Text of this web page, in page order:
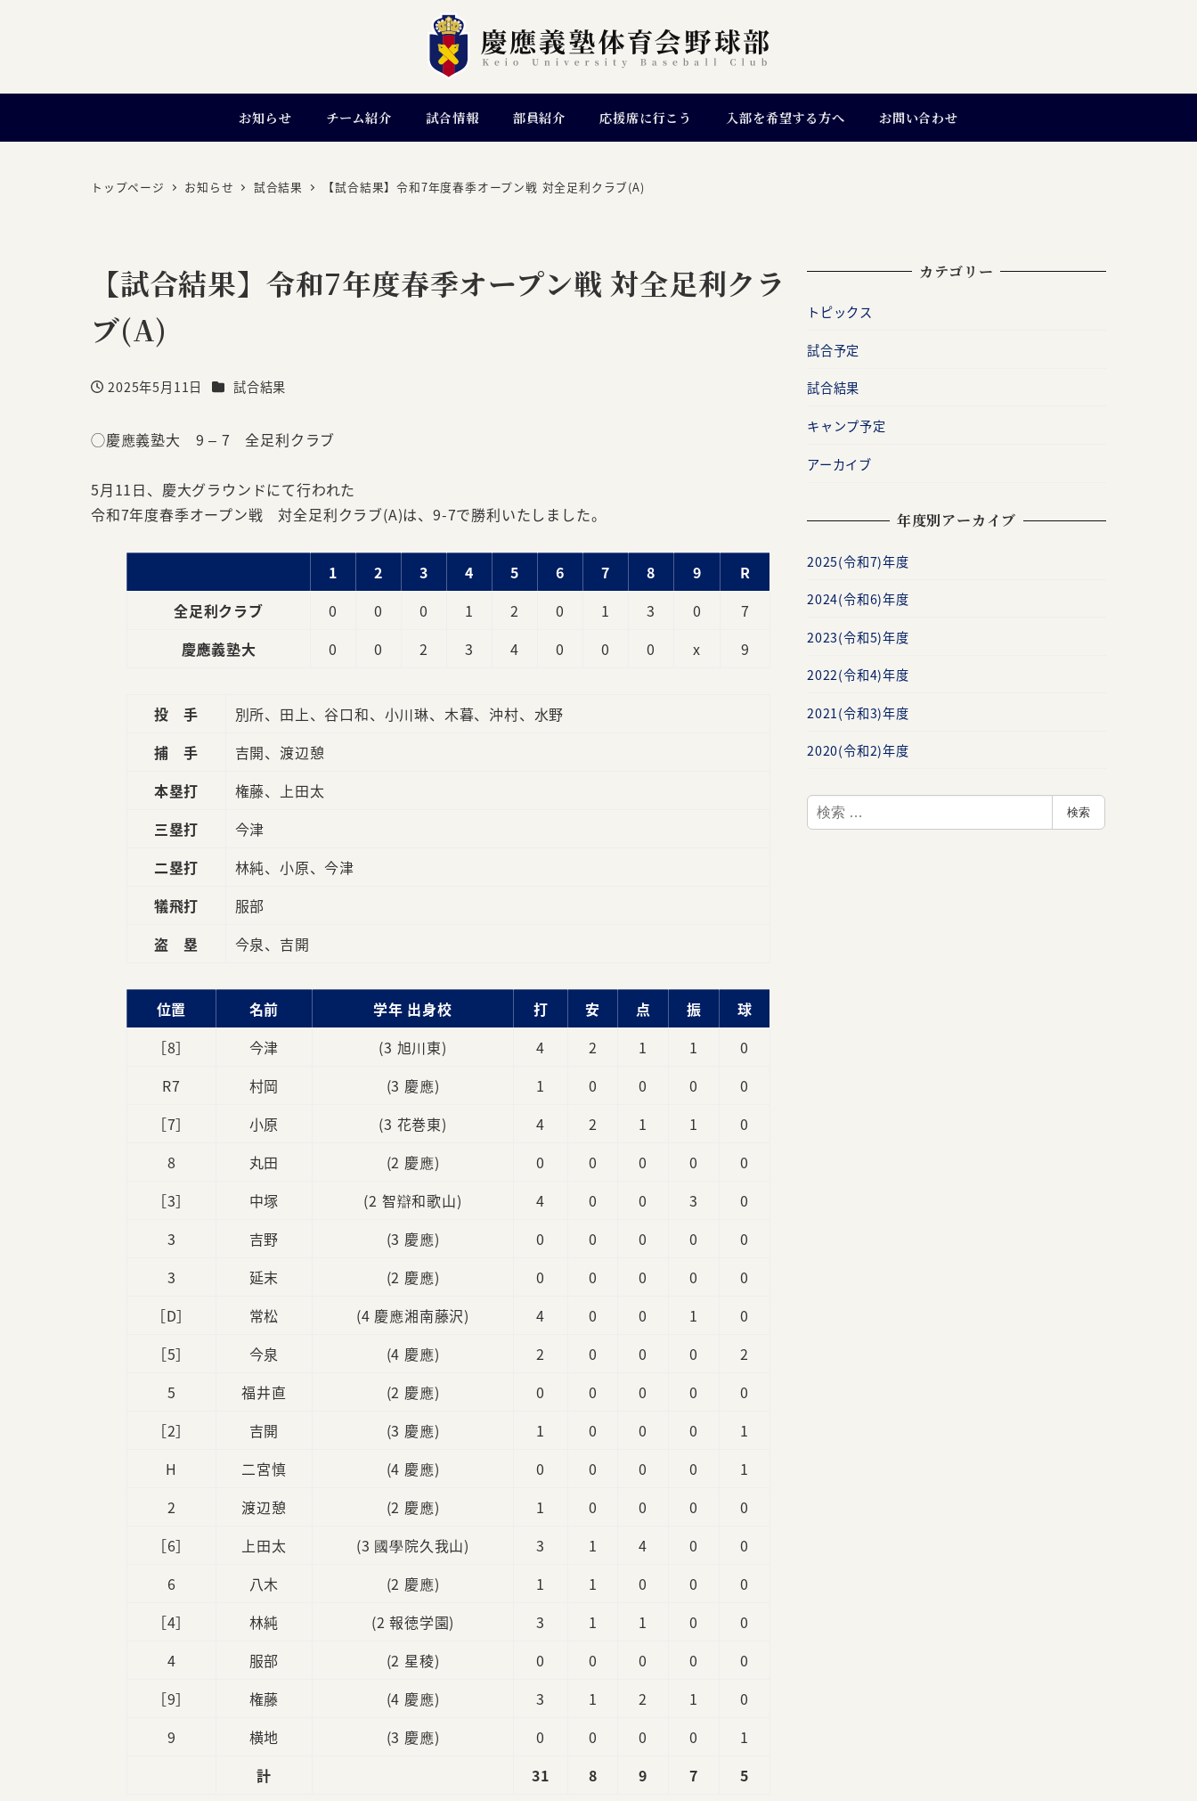
お知らせ チーム紹介 試合情報 部員紹介 応援席に行こう 入部を希望する方へ お問い合わせ
トップページ お知らせ 試合結果 【試合結果】令和7年度春季オープン戦 対全足利クラブ(A)
【試合結果】令和7年度春季オープン戦 対全足利クラ
ブ(A)
投稿日
2025年5月11日 カテゴリー
試合結果
◯慶應義塾大 9 – 7 全足利クラブ
5月11日、慶大グラウンドにて行われた
令和7年度春季オープン戦 対全足利クラブ(A)は、9-7で勝利いたしました。
1 2 3 4 5 6 7 8 9
R
全足利クラブ
0 0 0 1 2 0 1 3 0
7
慶應義塾大
0 0 2 3 4 0 0 0 x 9
投 手
別所、田上、谷口和、小川琳、木暮、沖村、水野
捕 手
吉開、渡辺憩
本塁打
権藤、上田太
三塁打
今津
二塁打
林純、小原、今津
犠飛打
服部
盗 塁
今泉、吉開
位置 名前 学年 出身校 打 安 点 振
球
［8］
今津 (3 旭川東) 4 2 1 1
0
R7
村岡 (3 慶應) 1 0 0 0
0
［7］
小原 (3 花巻東) 4 2 1 1
0
8
丸田 (2 慶應) 0 0 0 0
0
［3］
中塚 (2 智辯和歌山) 4 0 0 3
0
3
吉野 (3 慶應) 0 0 0 0
0
3
延末 (2 慶應) 0 0 0 0
0
［D］
常松 (4 慶應湘南藤沢) 4 0 0 1
0
［5］
今泉 (4 慶應) 2 0 0 0
2
5
福井直 (2 慶應) 0 0 0 0
0
［2］
吉開 (3 慶應) 1 0 0 0
1
H
二宮慎 (4 慶應) 0 0 0 0
1
2
渡辺憩 (2 慶應) 1 0 0 0
0
［6］
上田太 (3 國學院久我山) 3 1 4 0
0
6
八木 (2 慶應) 1 1 0 0
0
［4］
林純 (2 報徳学園) 3 1 1 0
0
4
服部 (2 星稜) 0 0 0 0
0
［9］
権藤 (4 慶應) 3 1 2 1
0
9
横地 (3 慶應) 0 0 0 0
1
計
31 8 9 7 5
カテゴリー
トピックス
試合予定
試合結果
キャンプ予定
アーカイブ
年度別アーカイブ
2025(令和7)年度
2024(令和6)年度
2023(令和5)年度
2022(令和4)年度
2021(令和3)年度
2020(令和2)年度
検
索
検索